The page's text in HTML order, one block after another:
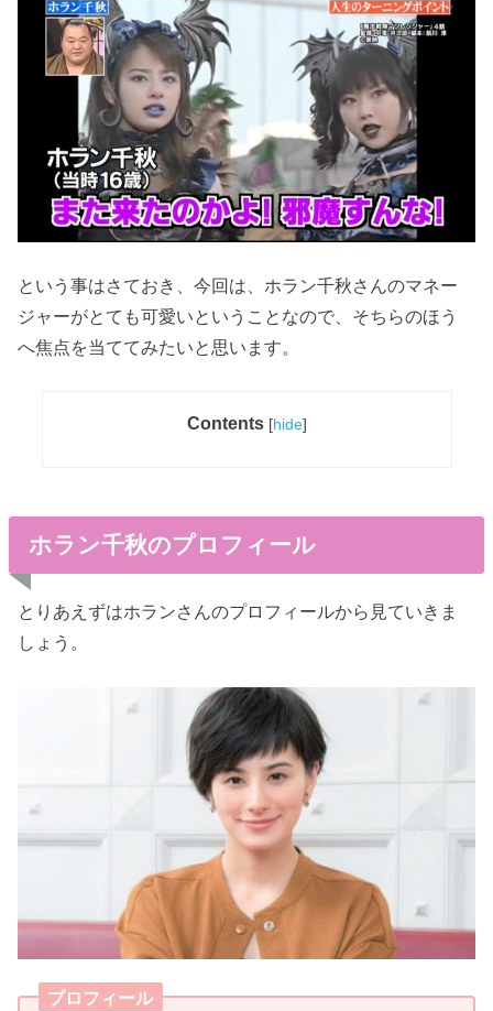
という事はさておき、今回は、ホラン千秋さんのマネー
ジャーがとても可愛いということなので、そちらのほう
へ焦点を当ててみたいと思います。
Contents [hide]
ホラン千秋のプロフィール
とりあえずはホランさんのプロフィールから見ていきま
しょう。
プロフィール